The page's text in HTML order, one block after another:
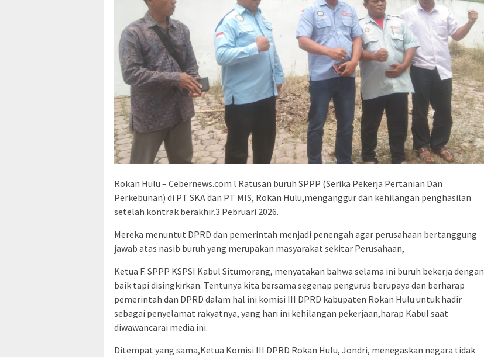
Rokan Hulu – Cebernews.com l Ratusan buruh SPPP (Serika Pekerja Pertanian Dan
Perkebunan) di PT SKA dan PT MIS, Rokan Hulu,menganggur dan kehilangan penghasilan
setelah kontrak berakhir.3 Pebruari 2026.
Mereka menuntut DPRD dan pemerintah menjadi penengah agar perusahaan bertanggung
jawab atas nasib buruh yang merupakan masyarakat sekitar Perusahaan,
Ketua F. SPPP KSPSI Kabul Situmorang, menyatakan bahwa selama ini buruh bekerja dengan
baik tapi disingkirkan. Tentunya kita bersama segenap pengurus berupaya dan berharap
pemerintah dan DPRD dalam hal ini komisi III DPRD kabupaten Rokan Hulu untuk hadir
sebagai penyelamat rakyatnya, yang hari ini kehilangan pekerjaan,harap Kabul saat
diwawancarai media ini.
Ditempat yang sama,Ketua Komisi III DPRD Rokan Hulu, Jondri, menegaskan negara tidak